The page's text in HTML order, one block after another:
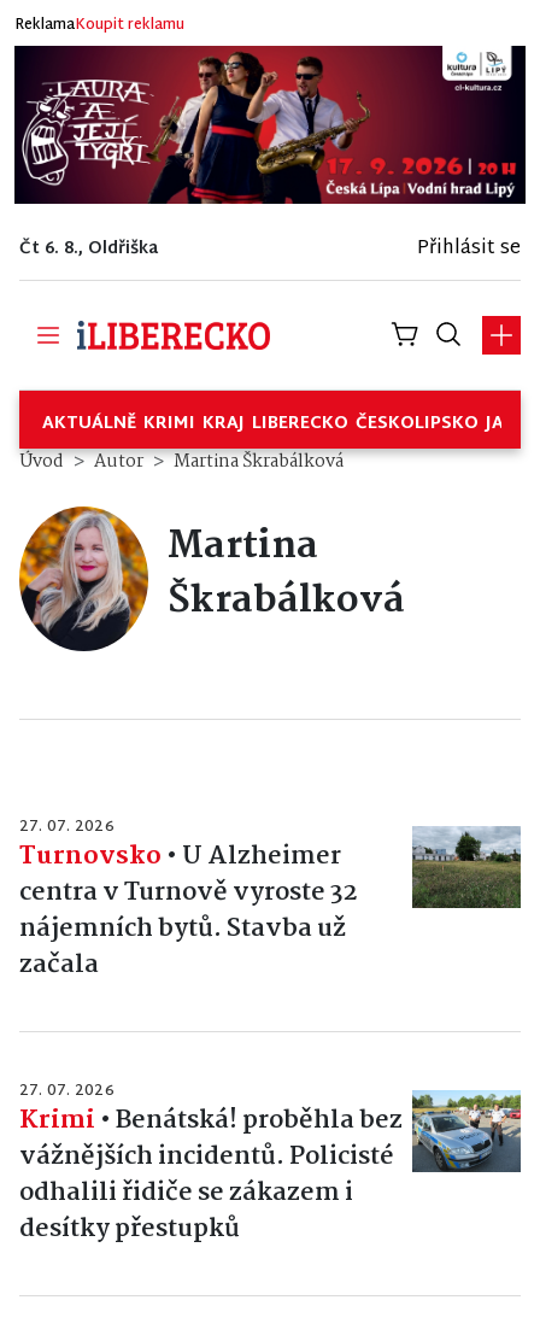
ReklamaKoupit reklamu
Čt 6. 8., Oldřiška Přihlásit se
AKTUÁLNĚ KRIMI KRAJ LIBERECKO ČESKOLIPSKO
Úvod Autor Martina Škrabálková
Martina
Škrabálková
27. 07. 2026
Turnovsko • U Alzheimer
centra v Turnově vyroste 32
nájemních bytů. Stavba už
začala
27. 07. 2026
Krimi •Benátská! proběhla bez
vážnějších incidentů. Policisté
odhalili řidiče se zákazem i
desítky přestupků